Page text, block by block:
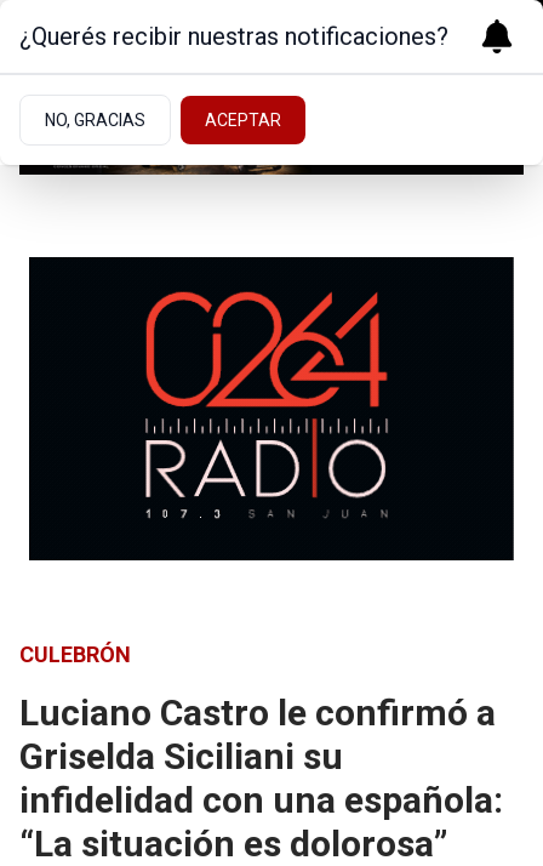
CULEBRÓN
Luciano Castro le confirmó a
Griselda Siciliani su
infidelidad con una española:
“La situación es dolorosa”
¿Querés recibir nuestras notificaciones?
NO, GRACIAS ACEPTAR